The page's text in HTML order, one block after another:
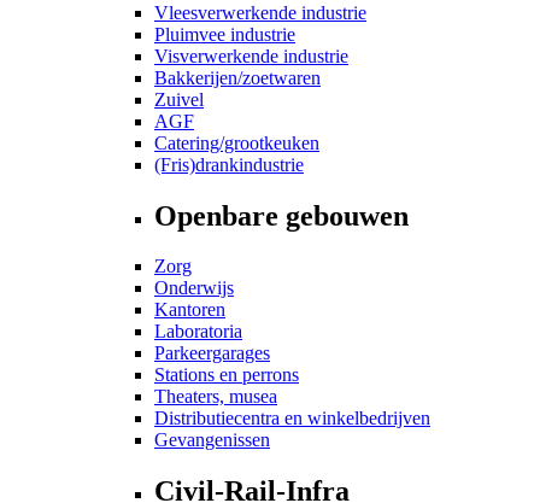
Vleesverwerkende industrie
Pluimvee industrie
Visverwerkende industrie
Bakkerijen/zoetwaren
Zuivel
AGF
Catering/grootkeuken
(Fris)drankindustrie
Openbare gebouwen
Zorg
Onderwijs
Kantoren
Laboratoria
Parkeergarages
Stations en perrons
Theaters, musea
Distributiecentra en winkelbedrijven
Gevangenissen
Civil-Rail-Infra